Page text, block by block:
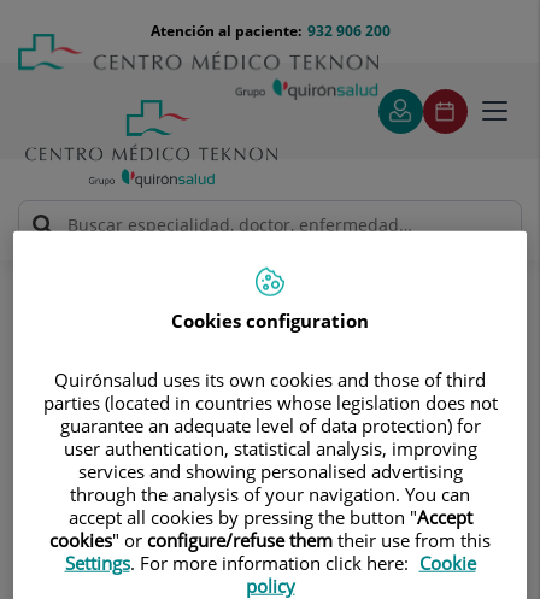
contenido
Menú
teléfono
cabecera
932 906 200
Atención al paciente:
Entrega de resultados
diagnósticas se entregarán a través
del Portal digital Mi Quirónsalud, tu
espacio personal para la salud.
Cookies configuration
Quirónsalud uses its own cookies and those of third
parties (located in countries whose legislation does not
guarantee an adequate level of data protection) for
user authentication, statistical analysis, improving
services and showing personalised advertising
through the analysis of your navigation. You can
accept all cookies by pressing the button "Accept
cookies" or configure/refuse them their use from this
Settings. For more information click here: Cookie
policy